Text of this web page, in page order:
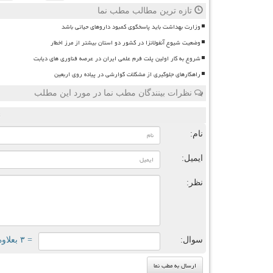
تازه ترین مطالب مطب نما
وزارت بهداشت باید پاسخگوی کمبود داروهای حیاتی باشد
وضعیت شیوع آنفولانزا در کشور دو استان بیشتر از مرز اخطار
شروع به کار اولین پلت فرم علمی ایران در عرصه فناوری های دیابت
راهکارهای جلوگیری از مشکلات گوارشی در پیاده روی اربعین
نظرات بینندگان مطب نما در مورد این مطلب
نام:
ایمیل:
نظر:
سوال: = ۳ بعلاوه ۳